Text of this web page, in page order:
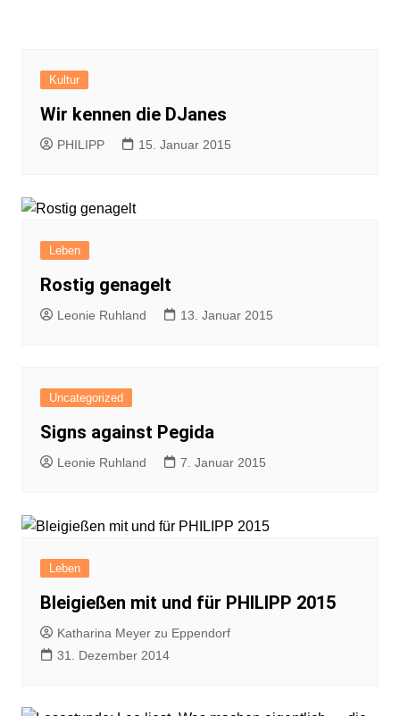
Kultur
Wir kennen die DJanes
PHILIPP 15. Januar 2015
Leben
Rostig genagelt
Leonie Ruhland 13. Januar 2015
Uncategorized
Signs against Pegida
Leonie Ruhland 7. Januar 2015
Leben
Bleigießen mit und für PHILIPP 2015
Katharina Meyer zu Eppendorf
31. Dezember 2014